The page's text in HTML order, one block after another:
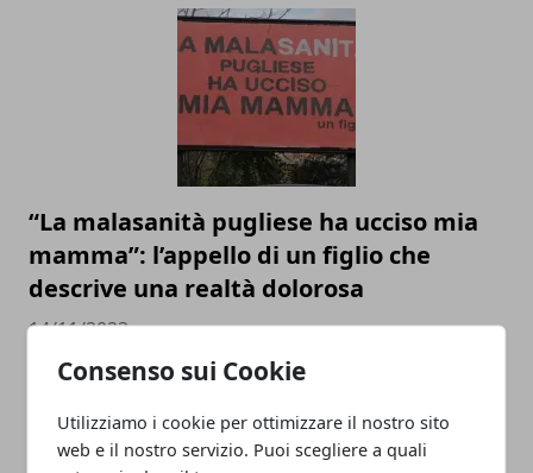
Consenso sui Cookie
Utilizziamo i cookie per ottimizzare il nostro sito
web e il nostro servizio. Puoi scegliere a quali
“La malasanità pugliese ha ucciso mia
mamma”: l’appello di un figlio che
descrive una realtà dolorosa
14/11/2023